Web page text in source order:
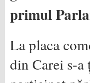
primul
La placa
din Carei s-a